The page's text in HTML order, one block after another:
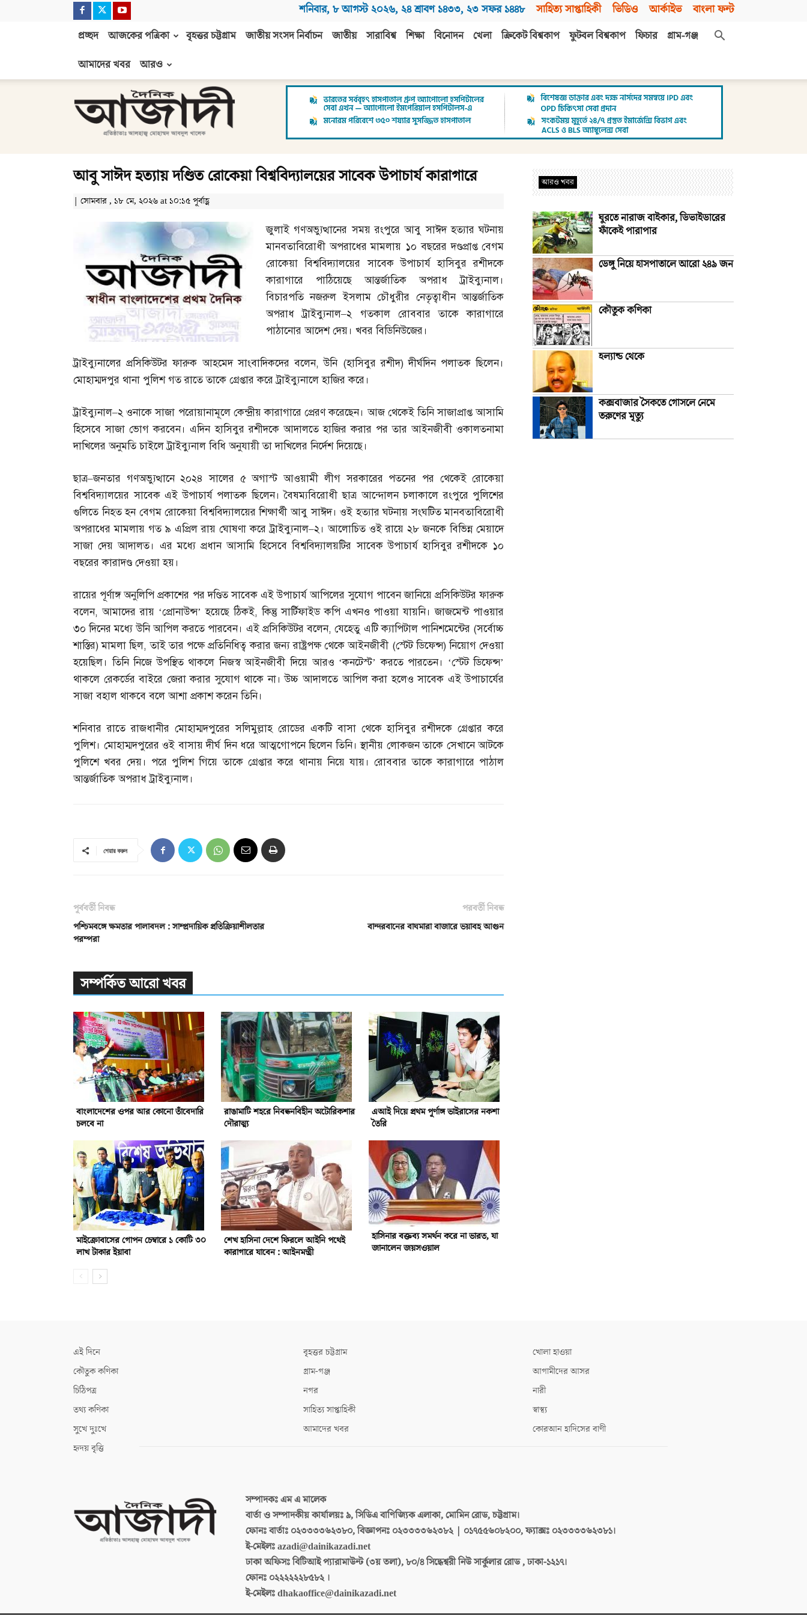
শনিবার, ৮ আগস্ট ২০২৬, ২৪ শ্রাবণ ১৪৩৩, ২৩ সফর ১৪৪৮ সাহিত্য সাপ্তাহিকী ভিডিও আর্কাইভ বাংলা ফন্ট
প্রচ্ছদ আজকের পত্রিকা বৃহত্তর চট্টগ্রাম জাতীয় সংসদ নির্বাচন জাতীয় সারাবিশ্ব শিক্ষা বিনোদন খেলা ক্রিকেট বিশ্বকাপ ফুটবল বিশ্বকাপ ফিচার
গ্রাম-গঞ্জ
আমাদের খবর
আরও
আজাদী
আবু সাঈদ হত্যায় দণ্ডিত রোকেয়া বিশ্ববিদ্যালয়ের সাবেক উপাচার্য কারাগারে
| সোমবার , ১৮ মে, ২০২৬ at ১০:১৫ পূর্বাহ্ণ
জুলাই গণঅভ্যুত্থানের সময় রংপুরে আবু সাঈদ হত্যার ঘটনায়
মানবতাবিরোধী অপরাধের মামলায় ১০ বছরের দণ্ডপ্রাপ্ত বেগম
রোকেয়া বিশ্ববিদ্যালয়ের সাবেক উপাচার্য হাসিবুর রশীদকে
কারাগারে পাঠিয়েছে আন্তর্জাতিক অপরাধ ট্রাইব্যুনাল।
বিচারপতি নজরুল ইসলাম চৌধুরীর নেতৃত্বাধীন আন্তর্জাতিক
অপরাধ ট্রাইব্যুনাল–২ গতকাল রোববার তাকে কারাগারে
পাঠানোর আদেশ দেয়। খবর বিডিনিউজের।
ট্রাইব্যুনালের প্রসিকিউটর ফারুক আহমেদ সাংবাদিকদের বলেন,উনি (হাসিবুর রশীদ)দীর্ঘদিন পলাতক ছিলেন।
মোহাম্মদপুর থানা পুলিশ গত রাতে তাকে গ্রেপ্তার করে ট্রাইব্যুনালে হাজির করে।
ট্রাইব্যুনাল–২ ওনাকে সাজা পরোয়ানামূলে কেন্দ্রীয় কারাগারে প্রেরণ করেছেন। আজ থেকেই তিনি সাজাপ্রাপ্ত আসামি
হিসেবে সাজা ভোগ করবেন। এদিন হাসিবুর রশীদকে আদালতে হাজির করার পর তার আইনজীবী ওকালতনামা
দাখিলের অনুমতি চাইলে ট্রাইব্যুনাল বিধি অনুযায়ী তা দাখিলের নির্দেশ দিয়েছে।
ছাত্র–জনতার গণঅভ্যুত্থানে ২০২৪ সালের ৫ অগাস্ট আওয়ামী লীগ সরকারের পতনের পর থেকেই রোকেয়া
বিশ্ববিদ্যালয়ের সাবেক এই উপাচার্য পলাতক ছিলেন। বৈষম্যবিরোধী ছাত্র আন্দোলন চলাকালে রংপুরে পুলিশের
গুলিতে নিহত হন বেগম রোকেয়া বিশ্ববিদ্যালয়ের শিক্ষার্থী আবু সাঈদ। ওই হত্যার ঘটনায় সংঘটিত মানবতাবিরোধী
অপরাধের মামলায় গত ৯ এপ্রিল রায় ঘোষণা করে ট্রাইব্যুনাল–২। আলোচিত ওই রায়ে ২৮ জনকে বিভিন্ন মেয়াদে
সাজা দেয় আদালত। এর মধ্যে প্রধান আসামি হিসেবে বিশ্ববিদ্যালয়টির সাবেক উপাচার্য হাসিবুর রশীদকে ১০
বছরের কারাদণ্ড দেওয়া হয়।
রায়ের পূর্ণাঙ্গ অনুলিপি প্রকাশের পর দণ্ডিত সাবেক এই উপাচার্য আপিলের সুযোগ পাবেন জানিয়ে প্রসিকিউটর ফারুক
বলেন,আমাদের রায় ‘প্রোনাউন্স’ হয়েছে ঠিকই,কিন্তু সার্টিফাইড কপি এখনও পাওয়া যায়নি। জাজমেন্ট পাওয়ার
৩০ দিনের মধ্যে উনি আপিল করতে পারবেন। এই প্রসিকিউটর বলেন,যেহেতু এটি ক্যাপিটাল পানিশমেন্টের (সর্বোচ্চ
শাস্তির)মামলা ছিল,তাই তার পক্ষে প্রতিনিধিত্ব করার জন্য রাষ্ট্রপক্ষ থেকে আইনজীবী (স্টেট ডিফেন্স)নিয়োগ দেওয়া
হয়েছিল। তিনি নিজে উপস্থিত থাকলে নিজস্ব আইনজীবী দিয়ে আরও ‘কনটেস্ট’ করতে পারতেন। ‘স্টেট ডিফেন্স’
থাকলে রেকর্ডের বাইরে জেরা করার সুযোগ থাকে না। উচ্চ আদালতে আপিল করা হলেও সাবেক এই উপাচার্যের
সাজা বহাল থাকবে বলে আশা প্রকাশ করেন তিনি।
শনিবার রাতে রাজধানীর মোহাম্মদপুরের সলিমুল্লাহ রোডের একটি বাসা থেকে হাসিবুর রশীদকে গ্রেপ্তার করে
পুলিশ। মোহাম্মদপুরের ওই বাসায় দীর্ঘ দিন ধরে আত্মগোপনে ছিলেন তিনি। স্থানীয় লোকজন তাকে সেখানে আটকে
পুলিশে খবর দেয়। পরে পুলিশ গিয়ে তাকে গ্রেপ্তার করে থানায় নিয়ে যায়। রোববার তাকে কারাগারে পাঠাল
আন্তর্জাতিক অপরাধ ট্রাইব্যুনাল।
শেয়ার করুন
পূর্ববর্তী নিবন্ধ
পশ্চিমবঙ্গে ক্ষমতার পালাবদল : সাম্প্রদায়িক প্রতিক্রিয়াশীলতার
পরম্পরা
পরবর্তী নিবন্ধ
বান্দরবানের বাঘমারা বাজারে ভয়াবহ আগুন
সম্পর্কিত আরো খবর
বাংলাদেশের ওপর আর কোনো তাঁবেদারি
চলবে না
রাঙামাটি শহরে নিবন্ধনবিহীন অটোরিকশার
দৌরাত্ম্য
এআই দিয়ে প্রথম পূর্ণাঙ্গ ভাইরাসের নকশা
তৈরি
মাইক্রোবাসের গোপন চেম্বারে ১ কোটি ৩০
লাখ টাকার ইয়াবা
শেখ হাসিনা দেশে ফিরলে আইনি পথেই
কারাগারে যাবেন : আইনমন্ত্রী
হাসিনার বক্তব্য সমর্থন করে না ভারত, যা
জানালেন জয়সওয়াল
আরও খবর
ঘুরতে নারাজ বাইকার, ডিভাইডারের
ফাঁকেই পারাপার
ডেঙ্গু নিয়ে হাসপাতালে আরো ২৪৯ জন
কৌতুক কণিকা
হল্যান্ড থেকে
কক্সবাজার সৈকতে গোসলে নেমে
তরুণের মৃত্যু
এই দিনে
কৌতুক কণিকা
চিঠিপত্র
তথ্য কণিকা
সুখে দুঃখে
হৃদয় বৃত্তি
বৃহত্তর চট্টগ্রাম
গ্রাম-গঞ্জ
নগর
সাহিত্য সাপ্তাহিকী
আমাদের খবর
খোলা হাওয়া
আগামীদের আসর
নারী
স্বাস্থ্য
কোরআন হাদিসের বাণী
সম্পাদকঃএম এ মালেক
বার্তা ও সম্পাদকীয় কার্যালয়ঃ৯, সিডিএ বাণিজ্যিক এলাকা, মোমিন রোড, চট্টগ্রাম।
ফোনঃ বার্তাঃ ০২৩৩৩৩৬২৩৮০, বিজ্ঞাপনঃ ০২৩৩৩৩৬২৩৮২ | ০১৭৫৫৬০৮২০০, ফ্যাক্সঃ ০২৩৩৩৩৬২৩৮১।
ই-মেইলঃazadi@dainikazadi.net
ঢাকা অফিসঃবিটিআই প্যারামাউন্ট (৩য় তলা), ৮০/৪ সিদ্ধেশ্বরী নিউ সার্কুলার রোড , ঢাকা-১২১৭।
ফোনঃ ০২২২২২২৮৫৮২ ।
ই-মেইলঃdhakaoffice@dainikazadi.net